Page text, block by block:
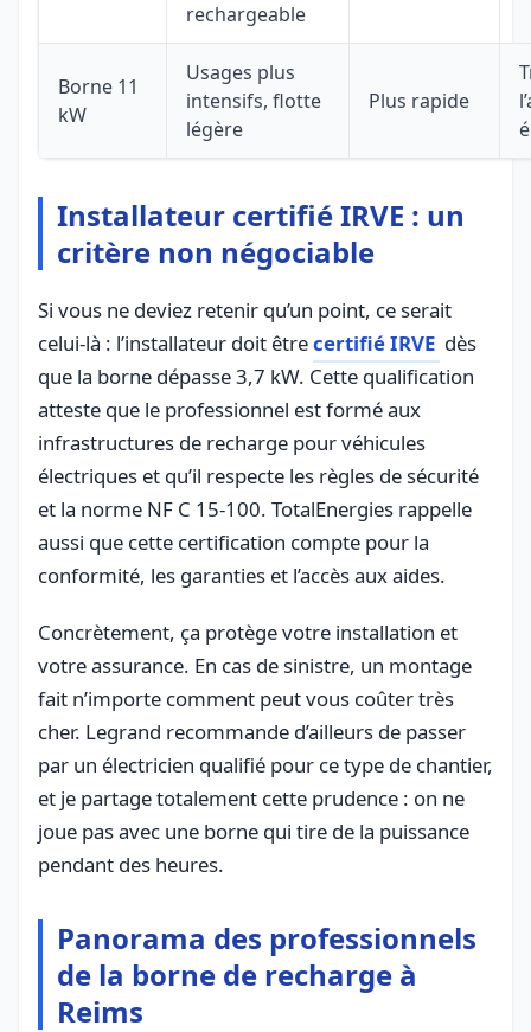
rechargeable
Borne 11
kW
Usages plus
intensifs, flotte
légère
Plus rapide
Installateur certifié IRVE : un
critère non négociable
Si vous ne deviez retenir qu’un point, ce serait
celui-là : l’installateur doit êtrecertifié IRVE dès
que la borne dépasse 3,7 kW. Cette qualification
atteste que le professionnel est formé aux
infrastructures de recharge pour véhicules
électriques et qu’il respecte les règles de sécurité
et la norme NF C 15-100. TotalEnergies rappelle
aussi que cette certification compte pour la
conformité, les garanties et l’accès aux aides.
Concrètement, ça protège votre installation et
votre assurance. En cas de sinistre, un montage
fait n’importe comment peut vous coûter très
cher. Legrand recommande d’ailleurs de passer
par un électricien qualifié pour ce type de chantier,
et je partage totalement cette prudence : on ne
joue pas avec une borne qui tire de la puissance
pendant des heures.
Panorama des professionnels
de la borne de recharge à
Reims